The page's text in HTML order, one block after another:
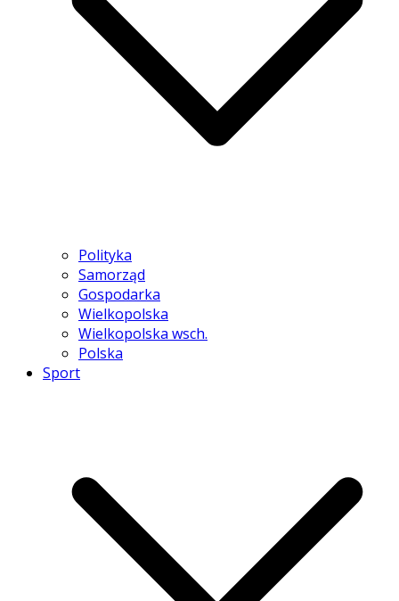
Polityka
Samorząd
Gospodarka
Wielkopolska
Wielkopolska wsch.
Polska
Sport